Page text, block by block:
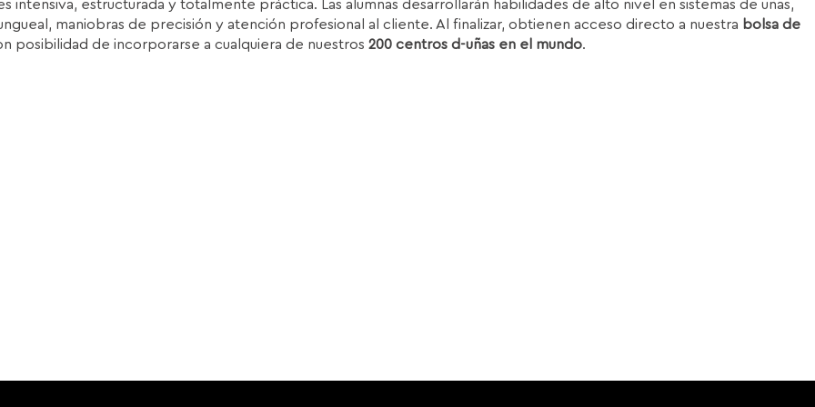
es:
1.399,00€.
intensiva, estructurada y totalmente práctica. Las alumnas desarrollarán habilidades de alto nivel en sistemas de uñas,
maniobras de precisión y atención profesional al cliente. Al finalizar, obtienen acceso directo a nuestra bolsa de
posibilidad de incorporarse a cualquiera de nuestros200 centros d-uñas en el mundo.